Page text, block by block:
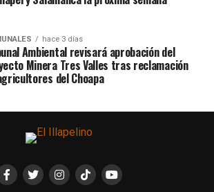
hace 3 días
Ambiental revisará aprobación del
Minera Tres Valles tras reclamación
del Choapa